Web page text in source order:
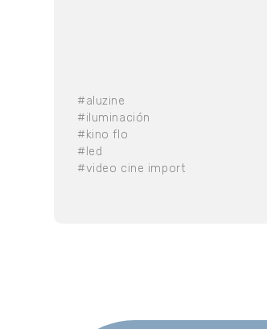
#aluzine
#iluminación
#kino flo
#led
#video cine import